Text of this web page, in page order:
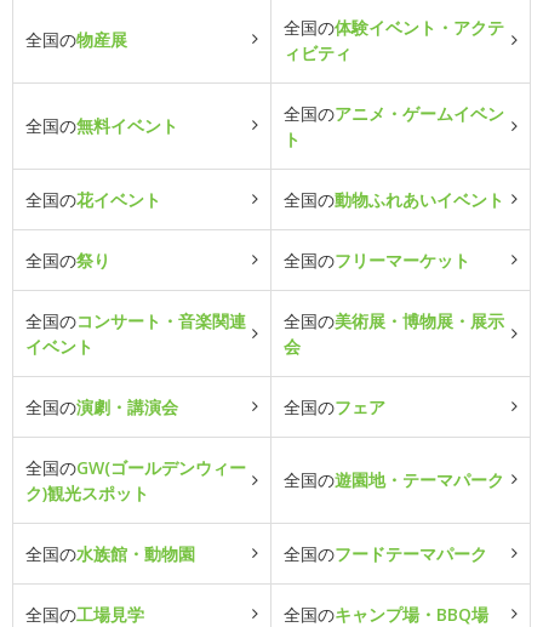
全国の物産展
全国の体験イベント・アクテ
ィビティ
全国の無料イベント
全国のアニメ・ゲームイベン
ト
全国の花イベント 全国の動物ふれあいイベント
全国の祭り 全国のフリーマーケット
全国のコンサート・音楽関連
イベント
全国の美術展・博物展・展示
会
全国の演劇・講演会 全国のフェア
全国のGW(ゴールデンウィー
ク)観光スポット
全国の遊園地・テーマパーク
全国の水族館・動物園 全国のフードテーマパーク
全国の工場見学 全国のキャンプ場・BBQ場